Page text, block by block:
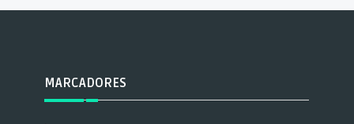
MARCADORES